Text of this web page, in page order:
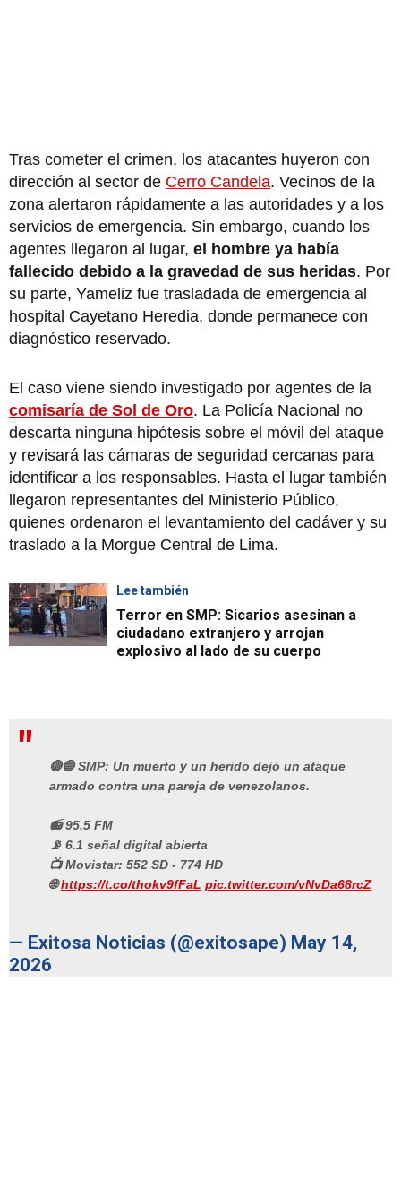
Tras cometer el crimen, los atacantes huyeron con
dirección al sector de Cerro Candela. Vecinos de la
zona alertaron rápidamente a las autoridades y a los
servicios de emergencia. Sin embargo, cuando los
agentes llegaron al lugar, el hombre ya había
fallecido debido a la gravedad de sus heridas. Por
su parte, Yameliz fue trasladada de emergencia al
hospital Cayetano Heredia, donde permanece con
diagnóstico reservado.
El caso viene siendo investigado por agentes de la
comisaría de Sol de Oro. La Policía Nacional no
descarta ninguna hipótesis sobre el móvil del ataque
y revisará las cámaras de seguridad cercanas para
identificar a los responsables. Hasta el lugar también
llegaron representantes del Ministerio Público,
quienes ordenaron el levantamiento del cadáver y su
traslado a la Morgue Central de Lima.
Lee también
Terror en SMP: Sicarios asesinan a
ciudadano extranjero y arrojan
explosivo al lado de su cuerpo
🔴🔵 SMP: Un muerto y un herido dejó un ataque
armado contra una pareja de venezolanos.
📻 95.5 FM
📡 6.1 señal digital abierta
📺 Movistar: 552 SD - 774 HD
🌐https://t.co/thokv9fFaL pic.twitter.com/vNvDa68rcZ
— Exitosa Noticias (@exitosape) May 14,
2026